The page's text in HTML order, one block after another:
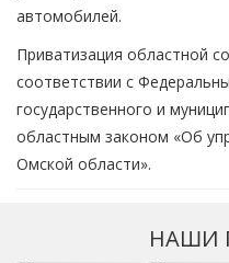
автомобилей.
Приватизация областной
соответствии с
государственного и
областным законом «Об
Омской области».
НАШИ